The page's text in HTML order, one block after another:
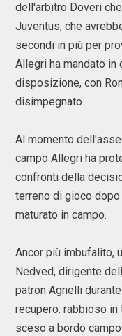
dell'arbitro Doveri
Juventus, che
secondi in più per
Allegri ha mandato in
disposizione, con
disimpegnato.
Al momento
campo Allegri ha
confronti della
terreno di gioco
maturato in campo.
Ancor più imbufalito,
Nedved, dirigente
patron Agnelli
recupero: rabbioso in
sceso a bordo